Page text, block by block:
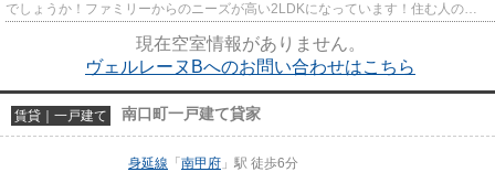
でしょうか！ファミリーからのニーズが高い2LDKになっています！住む人のこ
現在空室情報がありません。
ヴェルレーヌBへのお問い合わせはこちら
賃貸｜一戸建て 南口町一戸建て貸家
身延線 「 南甲府 」駅 徒歩6分